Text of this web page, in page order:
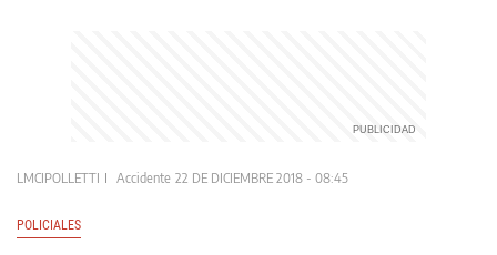
LMCIPOLLETTI Accidente 22 DE DICIEMBRE 2018 - 08:45
POLICIALES